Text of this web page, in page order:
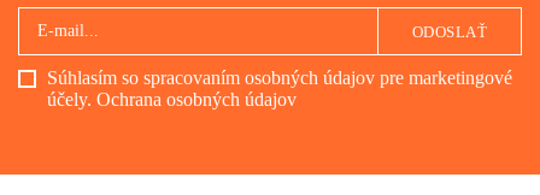
Súhlasím so spracovaním osobných údajov pre marketingové
účely. Ochrana osobných údajov
ODOSLAŤ